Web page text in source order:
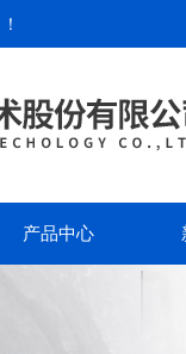
！
产品中心